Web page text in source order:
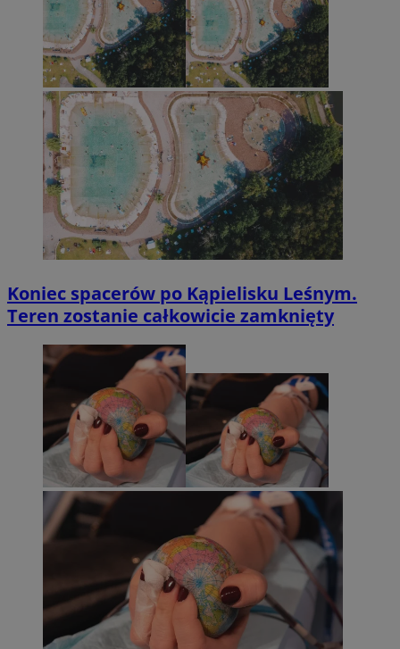
Koniec spacerów po Kąpielisku Leśnym.
Teren zostanie całkowicie zamknięty